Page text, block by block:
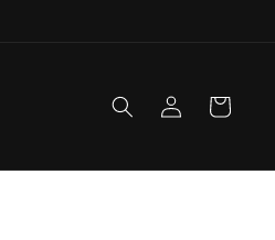
EinloggenWarenkorb